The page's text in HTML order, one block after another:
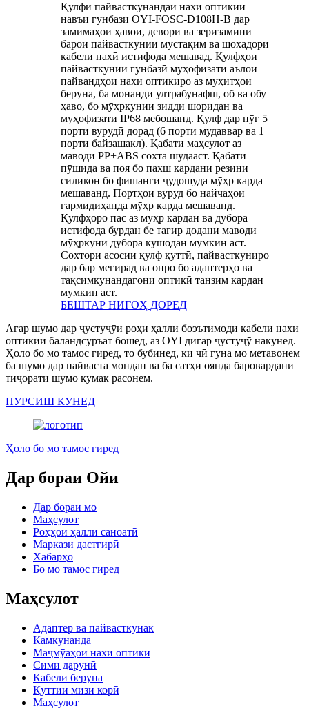
Қулфи пайвасткунандаи нахи оптикии
навъи гунбази OYI-FOSC-D108H-B дар
замимаҳои ҳавоӣ, деворӣ ва зеризаминӣ
барои пайвасткунии мустақим ва шохадори
кабели нахӣ истифода мешавад. Қулфҳои
пайвасткунии гунбазӣ муҳофизати аълои
пайвандҳои нахи оптикиро аз муҳитҳои
беруна, ба монанди ултрабунафш, об ва обу
ҳаво, бо мӯҳркунии зидди шоридан ва
муҳофизати IP68 мебошанд. Қулф дар нӯг 5
порти вурудӣ дорад (6 порти мудаввар ва 1
порти байзашакл). Қабати маҳсулот аз
маводи PP+ABS сохта шудааст. Қабати
пӯшида ва поя бо пахш кардани резини
силикон бо фишанги ҷудошуда мӯҳр карда
мешаванд. Портҳои вуруд бо найчаҳои
гармидиҳанда мӯҳр карда мешаванд.
Қулфҳоро пас аз мӯҳр кардан ва дубора
истифода бурдан бе тағир додани маводи
мӯҳркунӣ дубора кушодан мумкин аст.
Сохтори асосии қулф қуттӣ, пайвасткуниро
дар бар мегирад ва онро бо адаптерҳо ва
тақсимкунандагони оптикӣ танзим кардан
мумкин аст.
БЕШТАР НИГОҲ ДОРЕД
Агар шумо дар ҷустуҷӯи роҳи ҳалли боэътимоди кабели нахи
оптикии баландсуръат бошед, аз OYI дигар ҷустуҷӯ накунед.
Ҳоло бо мо тамос гиред, то бубинед, ки чӣ гуна мо метавонем
ба шумо дар пайваста мондан ва ба сатҳи оянда баровардани
тиҷорати шумо кӯмак расонем.
ПУРСИШ КУНЕД
Ҳоло бо мо тамос гиред
Дар бораи Ойи
Дар бораи мо
Маҳсулот
Роҳҳои ҳалли саноатӣ
Маркази дастгирӣ
Хабарҳо
Бо мо тамос гиред
Маҳсулот
Адаптер ва пайвасткунак
Камкунанда
Маҷмӯаҳои нахи оптикӣ
Сими дарунӣ
Кабели беруна
Қуттии мизи корӣ
Маҳсулот